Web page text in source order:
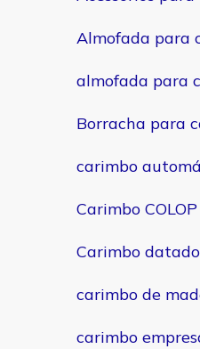
Almofada para
almofada para
Borracha para
carimbo
Carimbo COLOP
Carimbo
carimbo de
carimbo